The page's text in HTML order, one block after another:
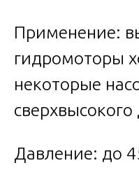
Применение:
гидромоторы
некоторые
Давление: до